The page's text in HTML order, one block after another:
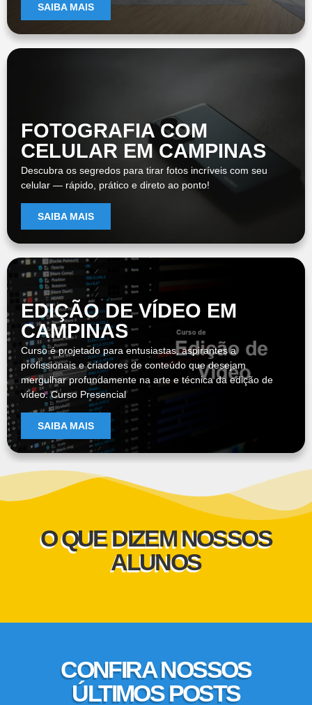
SAIBA MAIS
FOTOGRAFIA COM
CELULAR EM CAMPINAS
Descubra os segredos para tirar fotos incríveis com seu
celular — rápido, prático e direto ao ponto!
SAIBA MAIS
EDIÇÃO DE VÍDEO EM
CAMPINAS
Curso é projetado para entusiastas, aspirantes a
profissionais e criadores de conteúdo que desejam
mergulhar profundamente na arte e técnica da edição de
vídeo. Curso Presencial
SAIBA MAIS
O QUE DIZEM NOSSOS
ALUNOS
CONFIRA NOSSOS
ÚLTIMOS POSTS